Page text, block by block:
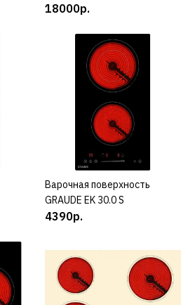
Варочная панель GRAUDE
КУПИТЬ
ДОБАВИТЬ В ПОЖЕЛАНИЯ
Варочная поверхность
GRAUDE EK 30.0 C
18000р.
КУПИТЬ
Варочная поверхность
GRAUDE EK 30.0 S
4390р.